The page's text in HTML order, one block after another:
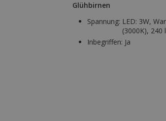
Glühbirnen
Spannung: LED: 3W,
(3000K), 240
Inbegriffen: Ja